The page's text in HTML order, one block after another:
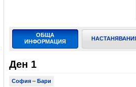
ОБЩА
ИНФОРМАЦИЯ
Ден 1
София – Бари